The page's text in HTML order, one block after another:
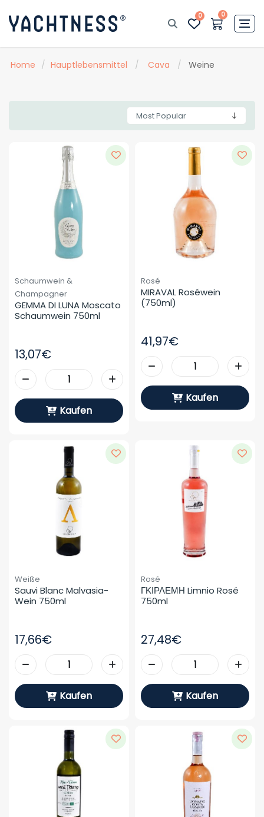
0 0
Home / Hauptlebensmittel / Cava / Weine
Schaumwein &
Champagner
GEMMA DI LUNA Moscato
Schaumwein 750ml
13,07€
Kaufen
Rosé
MIRAVAL Roséwein
(750ml)
41,97€
Kaufen
Weiße
Sauvi Blanc Malvasia-
Wein 750ml
17,66€
Kaufen
Rosé
ΓΚΙΡΛΕΜΗ Limnio Rosé
750ml
27,48€
Kaufen